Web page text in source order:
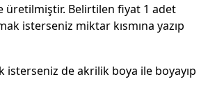
üretilmiştir. Belirtilen fiyat 1 adet
isterseniz miktar kısmına yazıp
de akrilik boya ile boyayıp